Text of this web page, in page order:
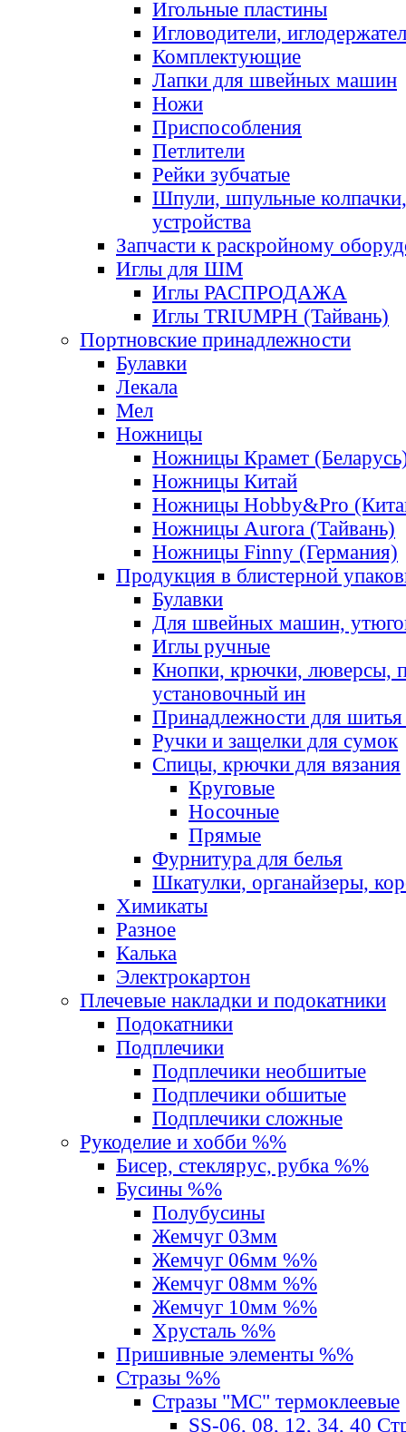
Игольные пластины
Игловодители,
Комплектующие
Лапки для швейных машин
Ножи
Приспособления
Петлители
Рейки зубчатые
Шпули, шпульные
устройства
Запчасти к раскройному
Иглы для ШМ
Иглы РАСПРОДАЖА
Иглы TRIUMPH (Тайвань)
Портновские принадлежности
Булавки
Лекала
Мел
Ножницы
Ножницы Крамет
Ножницы Китай
Ножницы Hobby&Pro
Ножницы Aurora (Тайвань)
Ножницы Finny (Германия)
Продукция в блистерной
Булавки
Для швейных машин,
Иглы ручные
Кнопки, крючки, люверсы,
установочный ин
Принадлежности для шитья
Ручки и защелки для сумок
Спицы, крючки для вязания
Круговые
Носочные
Прямые
Фурнитура для белья
Шкатулки, органайзеры,
Химикаты
Разное
Калька
Электрокартон
Плечевые накладки и подокатники
Подокатники
Подплечики
Подплечики необшитые
Подплечики обшитые
Подплечики сложные
Рукоделие и хобби %%
Бисер, стеклярус, рубка %%
Бусины %%
Полубусины
Жемчуг 03мм
Жемчуг 06мм %%
Жемчуг 08мм %%
Жемчуг 10мм %%
Хрусталь %%
Пришивные элементы %%
Стразы %%
Стразы "MС" термоклеевые
SS-06, 08, 12, 34, 40